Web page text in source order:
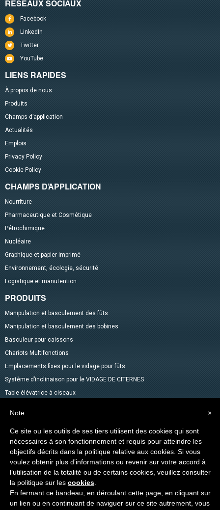
RÉSEAUX SOCIAUX
Facebook
LinkedIn
Twitter
YouTube
LIENS RAPIDES
À propos de nous
Produits
Champs d’application
Actualités
Emplois
Privacy Policy
Cookie Policy
CHAMPS D’APPLICATION
Nourriture
Pharmaceutique et Cosmétique
Pétrochimique
Nucléaire
Graphique et papier imprimé
Environnement, écologie, sécurité
Logistique et manutention
PRODUITS
Manipulation et basculement des fûts
Manipulation et basculement des bobines
Basculeur pour caissons
Chariots Multifonctions
Emplacements fixes pour le vidage pour fûts
Système d’inclinaison pour le VIDAGE DE CITERNES
Table élévatrice à ciseaux
Gerbeurs avec fonction transpalette
Autres produits dans le catalogue
Levage des Matériaux
Produits spéciaux
Copyright © 2014-2026 VEAB S.R.L. Tous droits réservés.
×
Note
Ce site ou les outils de ses tiers utilisent des cookies qui sont
nécessaires à son fonctionnement et requis pour atteindre les
objectifs décrits dans la politique relative aux cookies. Si vous
voulez obtenir plus d’informations ou revenir sur votre accord à
l’utilisation de la totalité ou de certains cookies, veuillez consulter
la politique sur les cookies
En fermant ce bandeau, en déroulant cette page, en cliquant sur
un lien ou en continuant de naviguer sur ce site autrement, vous